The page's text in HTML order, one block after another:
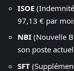
ISOE
97,13 € par
NBI (Nouvelle
son poste
SFT